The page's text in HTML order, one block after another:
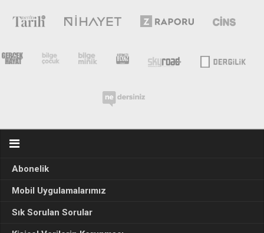
Abonelik
Mobil Uygulamalarımız
Sık Sorulan Sorular